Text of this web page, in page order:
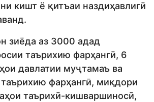
кишт ё қитъаи наздиҳавлигӣ
зиёда аз 3000 адад
таърихию фарҳангӣ, 6
давлатии муҷтамаъ ва
фарҳангӣ, миқдори
таърихӣ-кишваршиносӣ,